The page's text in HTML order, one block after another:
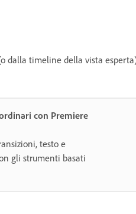
dalla timeline della vista
con Premiere
testo e
gli strumenti basati